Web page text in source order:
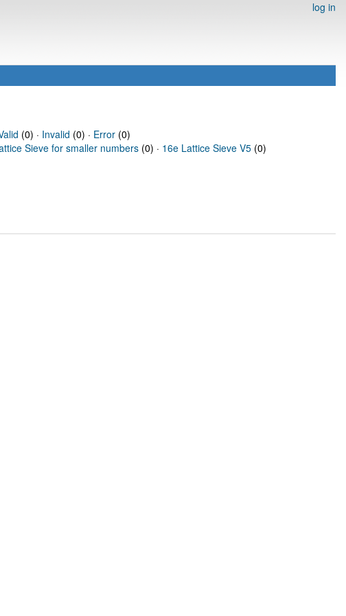
log in
(0) · Invalid (0) · Error(0)
Sieve for smaller numbers (0) · 16e Lattice Sieve V5 (0)